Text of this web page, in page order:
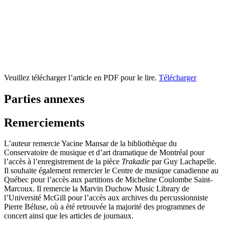
Veuillez télécharger l’article en PDF pour le lire. Télécharger
Parties annexes
Remerciements
L’auteur remercie Yacine Mansar de la bibliothèque du
Conservatoire de musique et d’art dramatique de Montréal pour
l’accès à l’enregistrement de la pièce Trakadie par Guy Lachapelle.
Il souhaite également remercier le Centre de musique canadienne au
Québec pour l’accès aux partitions de Micheline Coulombe Saint-
Marcoux. Il remercie la Marvin Duchow Music Library de
l’Université McGill pour l’accès aux archives du percussionniste
Pierre Béluse, où a été retrouvée la majorité des programmes de
concert ainsi que les articles de journaux.